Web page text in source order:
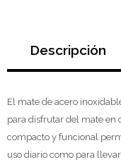
Descripción
El mate de acero
para disfrutar del mate en
compacto y funcional
uso diario como para